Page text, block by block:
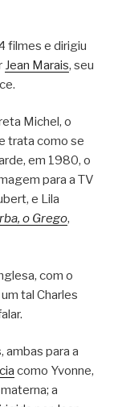
filmes e dirigiu
Jean Marais, seu
Michel, o
trata como se
em 1980, o
para a TV
e Lila
o Grego,
com o
tal Charles
para a
como Yvonne,
a